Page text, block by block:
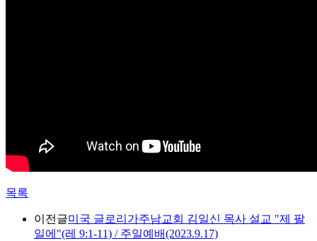
목록
이전글미국 글로리가주남교회 김일신 목사 설교 "제 팔
일에"(레 9:1-11) / 주일예배(2023.9.17)